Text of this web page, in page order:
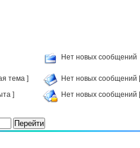
Нет новых сообщений
тема ]
Нет новых сообщений
]
Нет новых сообщений